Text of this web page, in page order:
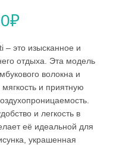
₽Текущая
цена:
4490₽.
– это изысканное и
отдыха. Эта модель
волокна и
и приятную
и легкость в
её идеальной для
украшенная